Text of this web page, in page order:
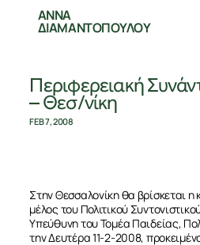
ΑΝΝΑ
ΔΙΑΜΑΝΤΟΠΟΥΛΟΥ
Περιφερειακή
– Θεσ/νίκη
FEB 7, 2008
Στην Θεσσαλονίκη θα βρίσκεται
μέλος του Πολιτικού
Υπεύθυνη του Τομέα Παιδείας,
την Δευτέρα 11-2-2008,